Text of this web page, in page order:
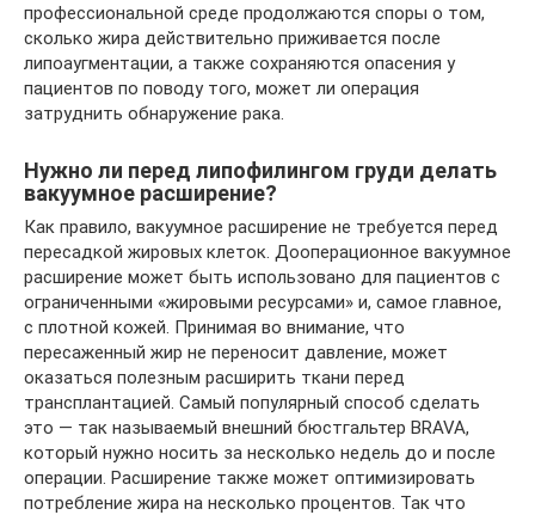
профессиональной среде продолжаются споры о том,
сколько жира действительно приживается после
липоаугментации, а также сохраняются опасения у
пациентов по поводу того, может ли операция
затруднить обнаружение рака.
Нужно ли перед липофилингом груди делать
вакуумное расширение?
Как правило, вакуумное расширение не требуется перед
пересадкой жировых клеток. Дооперационное вакуумное
расширение может быть использовано для пациентов с
ограниченными «жировыми ресурсами» и, самое главное,
с плотной кожей. Принимая во внимание, что
пересаженный жир не переносит давление, может
оказаться полезным расширить ткани перед
трансплантацией. Самый популярный способ сделать
это — так называемый внешний бюстгальтер BRAVA,
который нужно носить за несколько недель до и после
операции. Расширение также может оптимизировать
потребление жира на несколько процентов. Так что